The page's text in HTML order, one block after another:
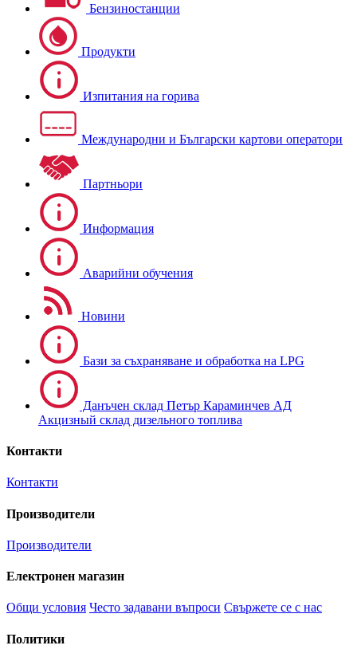
Бензиностанции
Продукти
Изпитания на горива
Международни и Български картови оператори
Партньори
Информация
Аварийни обучения
Новини
Бази за съхраняване и обработка на LPG
Данъчен склад Петър Караминчев АД
Акцизный склад дизельного топлива
Контакти
Контакти
Производители
Производители
Електронен магазин
Общи условия Често задавани въпроси Свържете се с нас
Политики